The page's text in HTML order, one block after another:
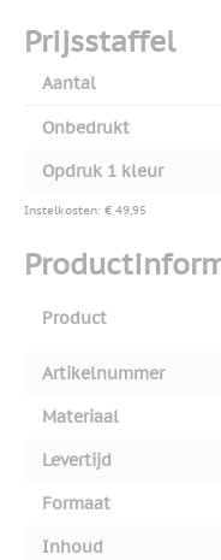
Prijsstaffel
Aantal
Onbedrukt
Opdruk 1 kleur
Instelkosten: € 49,95
Product
Artikelnummer
Materiaal
Levertijd
Formaat
Inhoud